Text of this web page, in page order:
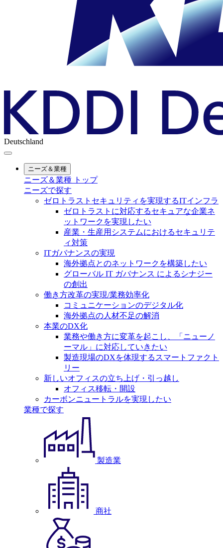
Deutschland
ニーズ＆業種
ニーズ＆業種 トップ
ニーズで探す
ゼロトラストセキュリティを実現するITインフラ
ゼロトラストに対応するセキュアな企業ネ
ットワークを実現したい
産業・生産用システムにおけるセキュリテ
ィ対策
ITガバナンスの実現
海外拠点とのネットワークを構築したい
グローバル IT ガバナンス によるシナジー
の創出
働き方改革の実現/業務効率化
コミュニケーションのデジタル化
海外拠点の人材不足の解消
本業のDX化
業務や働き方に変革を起こし、「ニューノ
ーマル」に対応していきたい
製造現場のDXを体現するスマートファクト
リー
新しいオフィスの立ち上げ・引っ越し
オフィス移転・開設
カーボンニュートラルを実現したい
業種で探す
製造業
商社